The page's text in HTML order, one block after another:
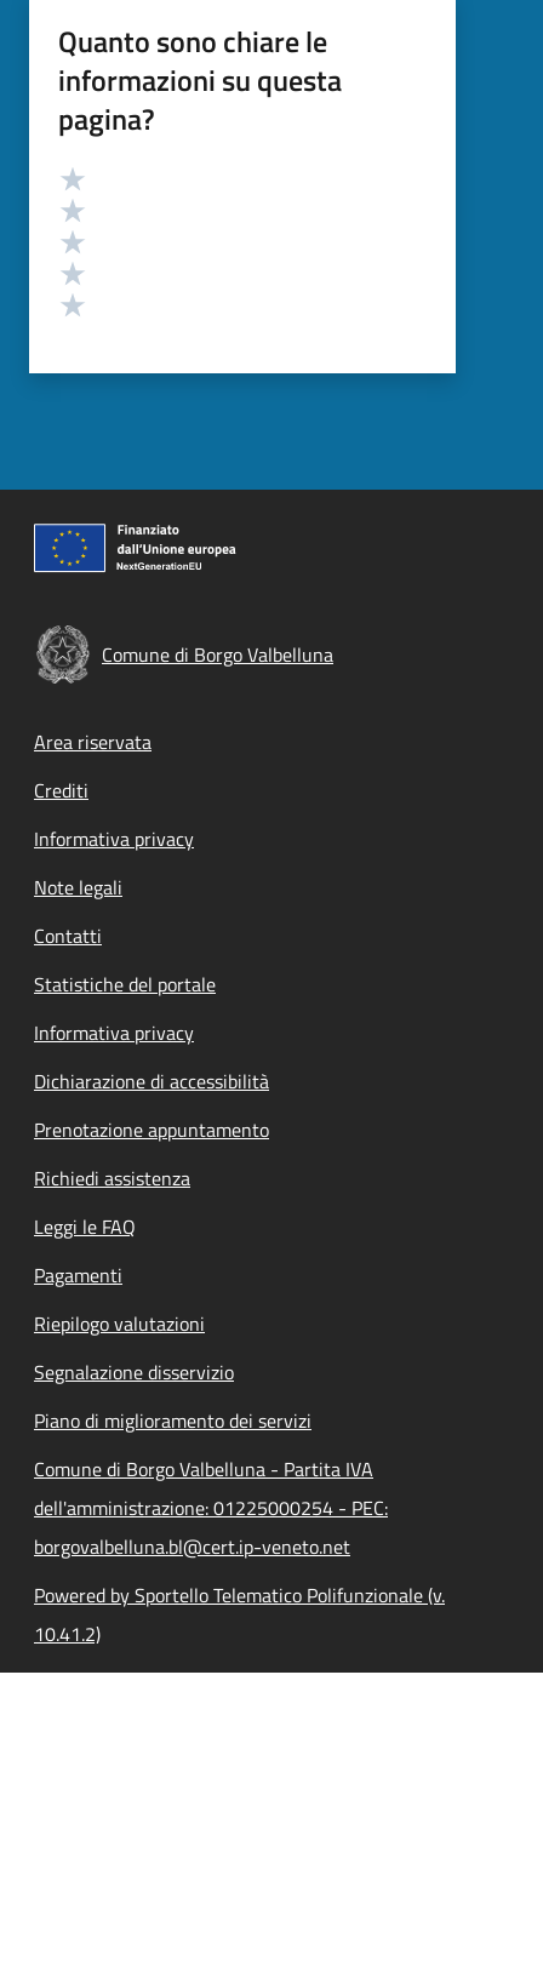
Quanto sono chiare le
informazioni su questa
pagina?
Valutazione
Comune di Borgo Valbelluna
Footer menu
Area riservata
Crediti
Informativa privacy
Note legali
Contatti
Statistiche del portale
Informativa privacy
Dichiarazione di accessibilità
Prenotazione appuntamento
Richiedi assistenza
Leggi le FAQ
Pagamenti
Riepilogo valutazioni
Segnalazione disservizio
Piano di miglioramento dei servizi
Comune di Borgo Valbelluna - Partita IVA
dell'amministrazione: 01225000254 - PEC:
borgovalbelluna.bl@cert.ip-veneto.net
Powered by Sportello Telematico Polifunzionale (v.
10.41.2)